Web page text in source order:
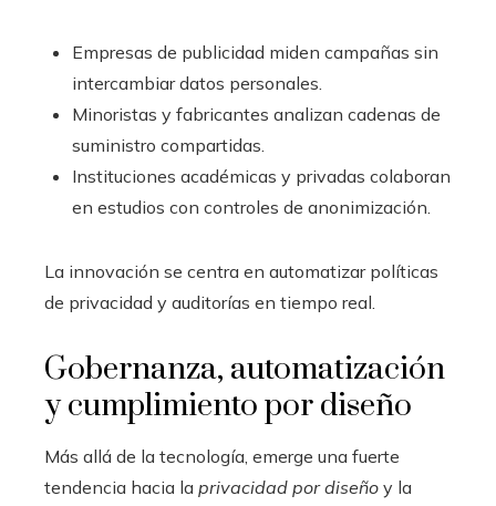
Empresas de publicidad miden campañas sin
intercambiar datos personales.
Minoristas y fabricantes analizan cadenas de
suministro compartidas.
Instituciones académicas y privadas colaboran
en estudios con controles de anonimización.
La innovación se centra en automatizar políticas
de privacidad y auditorías en tiempo real.
Gobernanza, automatización
y cumplimiento por diseño
Más allá de la tecnología, emerge una fuerte
tendencia hacia la privacidad por diseño y la